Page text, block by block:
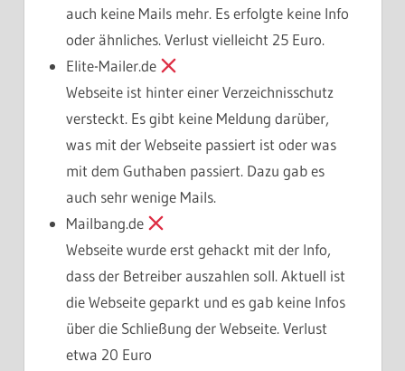
auch keine Mails mehr. Es erfolgte keine Info
oder ähnliches. Verlust vielleicht 25 Euro.
Elite-Mailer.de
Webseite ist hinter einer Verzeichnisschutz
versteckt. Es gibt keine Meldung darüber,
was mit der Webseite passiert ist oder was
mit dem Guthaben passiert. Dazu gab es
auch sehr wenige Mails.
Mailbang.de
Webseite wurde erst gehackt mit der Info,
dass der Betreiber auszahlen soll. Aktuell ist
die Webseite geparkt und es gab keine Infos
über die Schließung der Webseite. Verlust
etwa 20 Euro